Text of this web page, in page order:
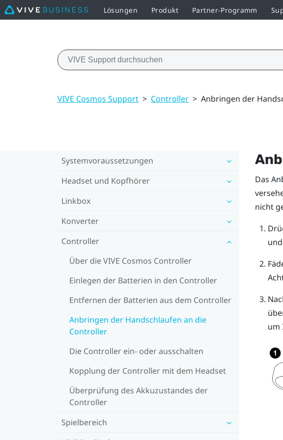
Lösungen Produkt Partner-Programm
VIVE Cosmos Support > Controller > Anbringen der
Systemvoraussetzungen
Headset und Kopfhörer
Linkbox
Konverter
Controller
Über die VIVE Cosmos Controller
Einlegen der Batterien in den Controller
Entfernen der Batterien aus dem Controller
Anbringen der Handschlaufen an die
Controller
Die Controller ein- oder ausschalten
Kopplung der Controller mit dem Headset
Überprüfung des Akkuzustandes der
Controller
Spielbereich
Das
nicht
um